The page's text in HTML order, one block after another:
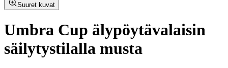
Suuret kuvat
Umbra Cup älypöytävalaisin
säilytystilalla musta